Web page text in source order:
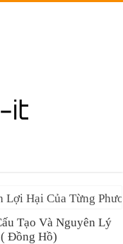
Hại Của Từng
Tạo Và Nguyên Lý
Đồng Hồ)